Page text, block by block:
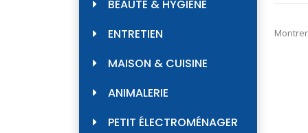
BEAUTÉ & HYGIÈNE
ENTRETIEN
MAISON & CUISINE
ANIMALERIE
PETIT ÉLECTROMÉNAGER